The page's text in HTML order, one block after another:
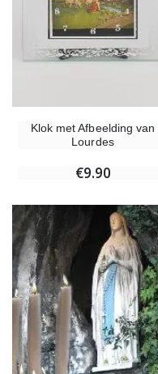
Klok met Afbeelding van
Lourdes
€9.90